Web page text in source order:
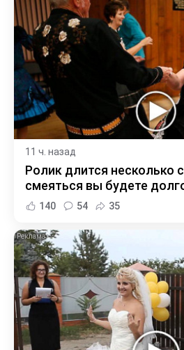
11 ч. назад
Ролик длится несколько
смеяться вы будете
140 54 35